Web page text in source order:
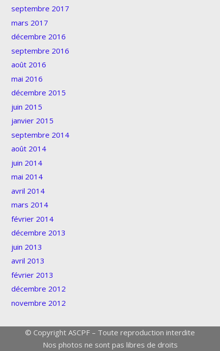
septembre 2017
mars 2017
décembre 2016
septembre 2016
août 2016
mai 2016
décembre 2015
juin 2015
janvier 2015
septembre 2014
août 2014
juin 2014
mai 2014
avril 2014
mars 2014
février 2014
décembre 2013
juin 2013
avril 2013
février 2013
décembre 2012
novembre 2012
© Copyright ASCPF – Toute reproduction interdite
Nos photos ne sont pas libres de droits